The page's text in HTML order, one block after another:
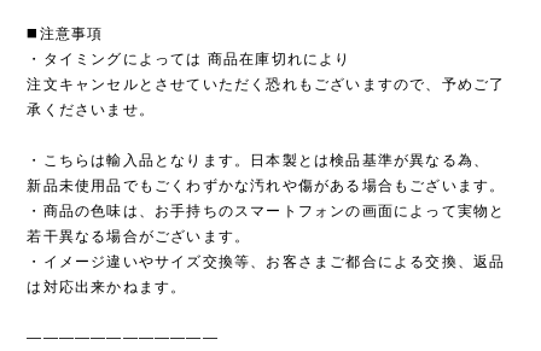
◼️注意事項
・タイミングによっては 商品在庫切れにより
注文キャンセルとさせていただく恐れもございますので、予めご了
承くださいませ。
・こちらは輸入品となります。日本製とは検品基準が異なる為、
新品未使用品でもごくわずかな汚れや傷がある場合もございます。
・商品の色味は、お手持ちのスマートフォンの画面によって実物と
若干異なる場合がございます。
・イメージ違いやサイズ交換等、お客さまご都合による交換、返品
は対応出来かねます。
————————————